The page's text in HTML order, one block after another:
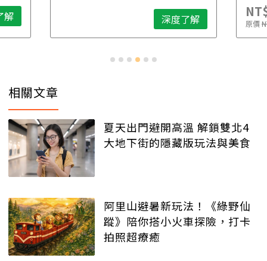
解
深度了解
原價
相關文章
夏天出門避開高溫 解鎖雙北4
大地下街的隱藏版玩法與美食
阿里山避暑新玩法！《綠野仙
蹤》陪你搭小火車探險，打卡
拍照超療癒